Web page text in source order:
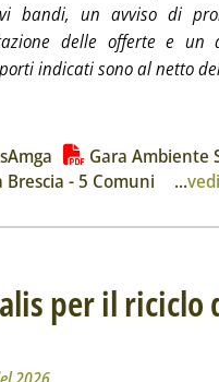
bandi, un avviso di
delle offerte e un
indicati sono al netto
tutta la notizia: 'Rifiuti,
Gara Ambiente
Brescia - 5 Comuni ...
per il riciclo
del 2026